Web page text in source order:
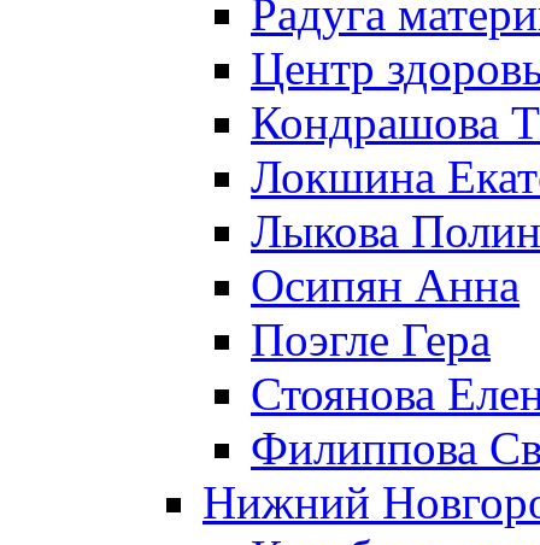
Радуга
Центр
Кондрашова
Локшина
Лыкова
Осипян Анна
Поэгле Гера
Стоянова
Филиппова
Нижний